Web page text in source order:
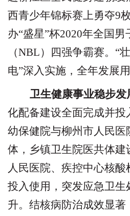
西青少年锦标赛上勇夺9
办“盛星”杯2020年全国男
（NBL）四强争霸赛。 “
电”深入实施，全年发展
卫生健康事业稳步发
化配备建设全面完成并投
幼保健院与柳州市人民医
体，乡镇卫生院医共体建
人民医院、疾控中心核
投入使用，突发应急卫生
升。结核病防治成效显著